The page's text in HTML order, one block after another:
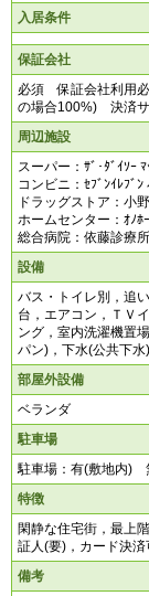
入居条件
保証会社
必須 保証会社利用必
の場合100%) 決済サ
周辺施設
スーパー：ｻﾞ･ﾀﾞｲｿｰ
コンビニ：ｾﾌﾞﾝｲﾚﾌ
ドラッグストア：
ホームセンター：ｵﾉ
総合病院：依藤診療
設備
バス・トイレ別，追
台，エアコン，ＴＶ
ング，室内洗濯機置
パン)，下水(公共下
部屋外設備
ベランダ
駐車場
駐車場：有(敷地内)
特徴
閑静な住宅街，最上
証人(要)，カード決
備考